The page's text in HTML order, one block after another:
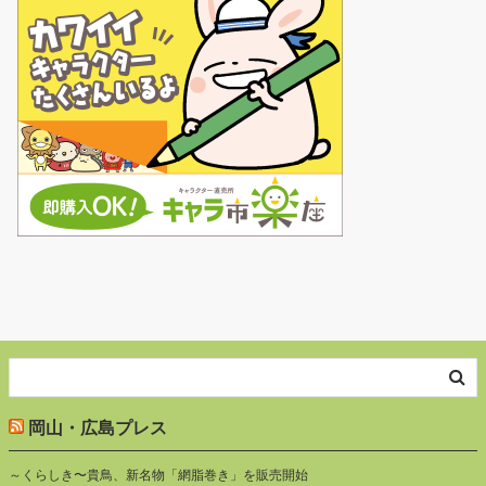
岡山・広島プレス
～くらしき〜貴鳥、新名物「網脂巻き」を販売開始